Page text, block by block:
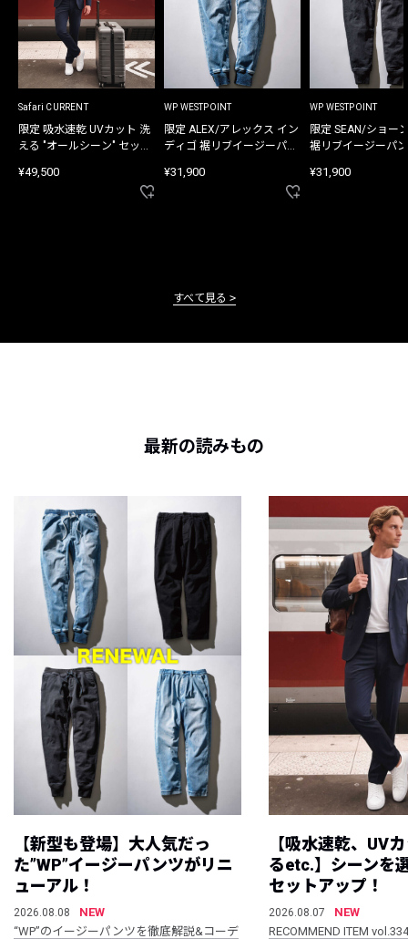
Safari CURRENT
限定 吸水速乾 UVカット 洗
える "オールシーン" セット
¥49,500
WP WESTPOINT
限定 ALEX/アレックス イン
ディゴ 裾リブイージーパン
¥31,900
WP WESTPOINT
限定 SEAN/ショー
裾リブイージーパ
¥31,900
すべて見る
最新の読みもの
【新型も登場】大人気だっ
た”WP”イージーパンツがリニ
ューアル！
2026.08.08
NEW
“WP”のイージーパンツを徹底解説&コーデ
【吸水速乾、UV
るetc.】シーンを
セットアップ！
2026.08.07
NEW
RECOMMEND ITEM vol.334